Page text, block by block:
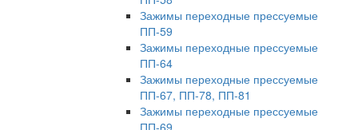
Зажимы переходные прессуемые
ПП-59
Зажимы переходные прессуемые
ПП-64
Зажимы переходные прессуемые
ПП-67, ПП-78, ПП-81
Зажимы переходные прессуемые
ПП-69